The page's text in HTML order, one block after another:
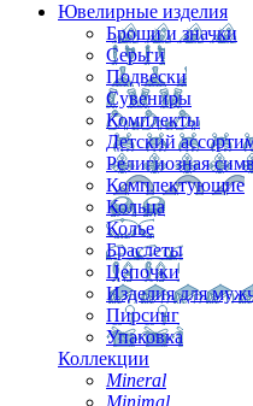
Ювелирные изделия
Броши и значки
Серьги
Подвески
Сувениры
Комплекты
Детский
Религиозная
Комплектующие
Кольца
Колье
Браслеты
Цепочки
Изделия для
Пирсинг
Упаковка
Коллекции
Mineral
Minimal